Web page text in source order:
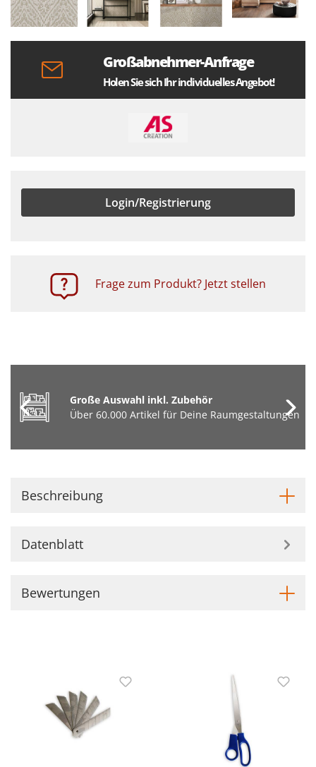
Großabnehmer-Anfrage
Holen Sie sich Ihr individuelles Angebot!
Login/Registrierung
Frage zum Produkt? Jetzt stellen
Große Auswahl inkl. Zubehör
Über 60.000 Artikel für Deine Raumgestaltungen
Beschreibung
Datenblatt
Bewertungen